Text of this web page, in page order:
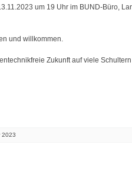
um 19 Uhr im BUND-Büro,
und willkommen.
Zukunft auf viele
2023